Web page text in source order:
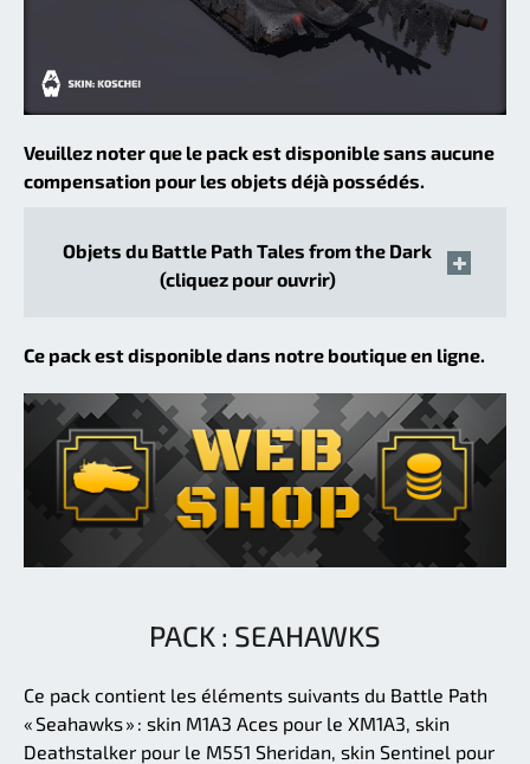
Veuillez noter que le pack est disponible sans aucune
compensation pour les objets déjà possédés.
Objets du Battle Path Tales from the Dark
(cliquez pour ouvrir)
Ce pack est disponible dans notre boutique en ligne.
PACK : SEAHAWKS
Ce pack contient les éléments suivants du Battle Path
« Seahawks » : skin M1A3 Aces pour le XM1A3, skin
Deathstalker pour le M551 Sheridan, skin Sentinel pour